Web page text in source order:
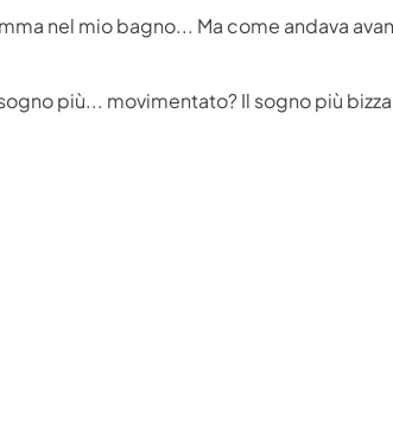
nel mio bagno... Ma come andava
più... movimentato? Il sogno più